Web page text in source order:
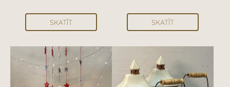
SKATĪT SKATĪT